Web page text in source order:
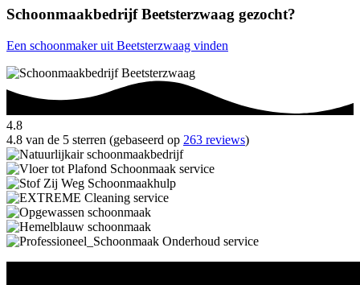
Schoonmaakbedrijf Beetsterzwaag gezocht?
Een schoonmaker uit Beetsterzwaag vinden
4.8
4.8 van de 5 sterren (gebaseerd op 263 reviews)